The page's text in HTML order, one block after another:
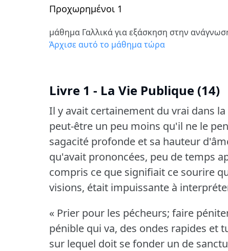
Προχωρημένοι 1
μάθημα Γαλλικά για εξάσκηση στην
Άρχισε αυτό το μάθημα τώρα
Livre 1 - La Vie Publique (14)
Il y avait certainement du vrai dans
peut-être un peu moins qu'il ne le
sagacité profonde et sa hauteur
qu'avait prononcées, peu de temps
compris ce que signifiait ce sourire
visions, était impuissante à
« Prier pour les pécheurs; faire
pénible qui va, des ondes rapides et
sur lequel doit se fonder un de